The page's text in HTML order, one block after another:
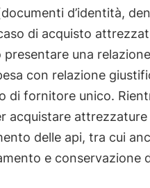
d’identità,
di acquisto
una
con relazione
di fornitore unico.
acquistare attrezzature
delle api, tra cui
e conservazione